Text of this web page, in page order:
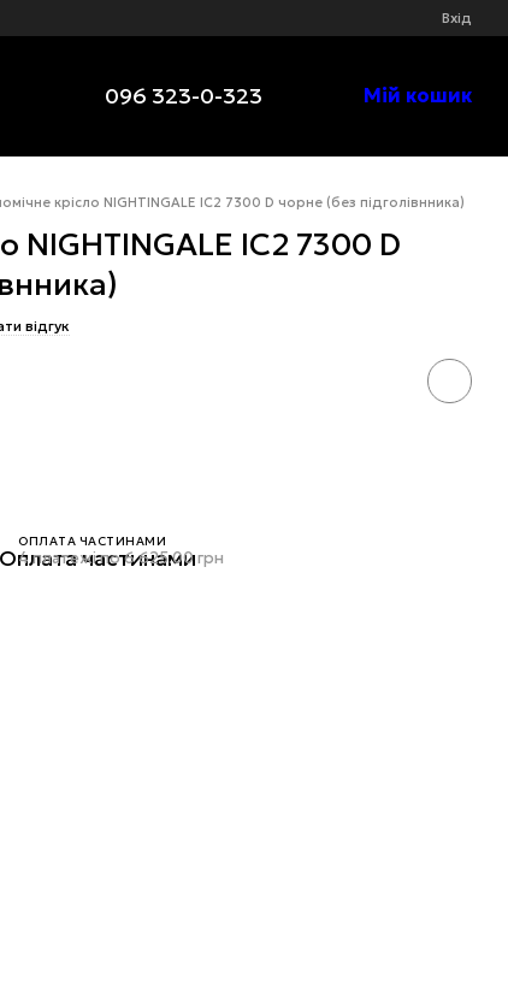
Вхід
096 323-0-323 Мій кошик
крісло NIGHTINGALE IC2 7300 D чорне (без підголівнника)
NIGHTINGALE IC2 7300 D
відгук
ОПЛАТА ЧАСТИНАМИ
4 платежі по 6 625.00 грн